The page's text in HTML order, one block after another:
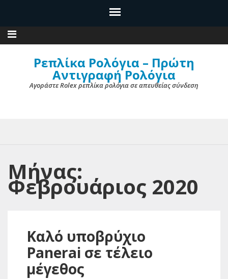
Ρεπλίκα Ρολόγια – Πρώτη
Αντιγραφή Ρολόγια
Αγοράστε Rolex ρεπλίκα ρολόγια σε απευθείας σύνδεση
Μήνας:
Φεβρουάριος 2020
Καλό υποβρύχιο
Panerai σε τέλειο
μέγεθος